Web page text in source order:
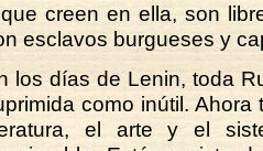
creen en ella, son
esclavos burgueses y
los días de Lenin, toda
como inútil.
el arte y el